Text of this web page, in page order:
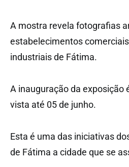
A mostra revela fotografias
estabelecimentos
industriais de Fátima.
A inauguração da exposição
vista até 05 de junho.
Esta é uma das iniciativas
de Fátima a cidade que se